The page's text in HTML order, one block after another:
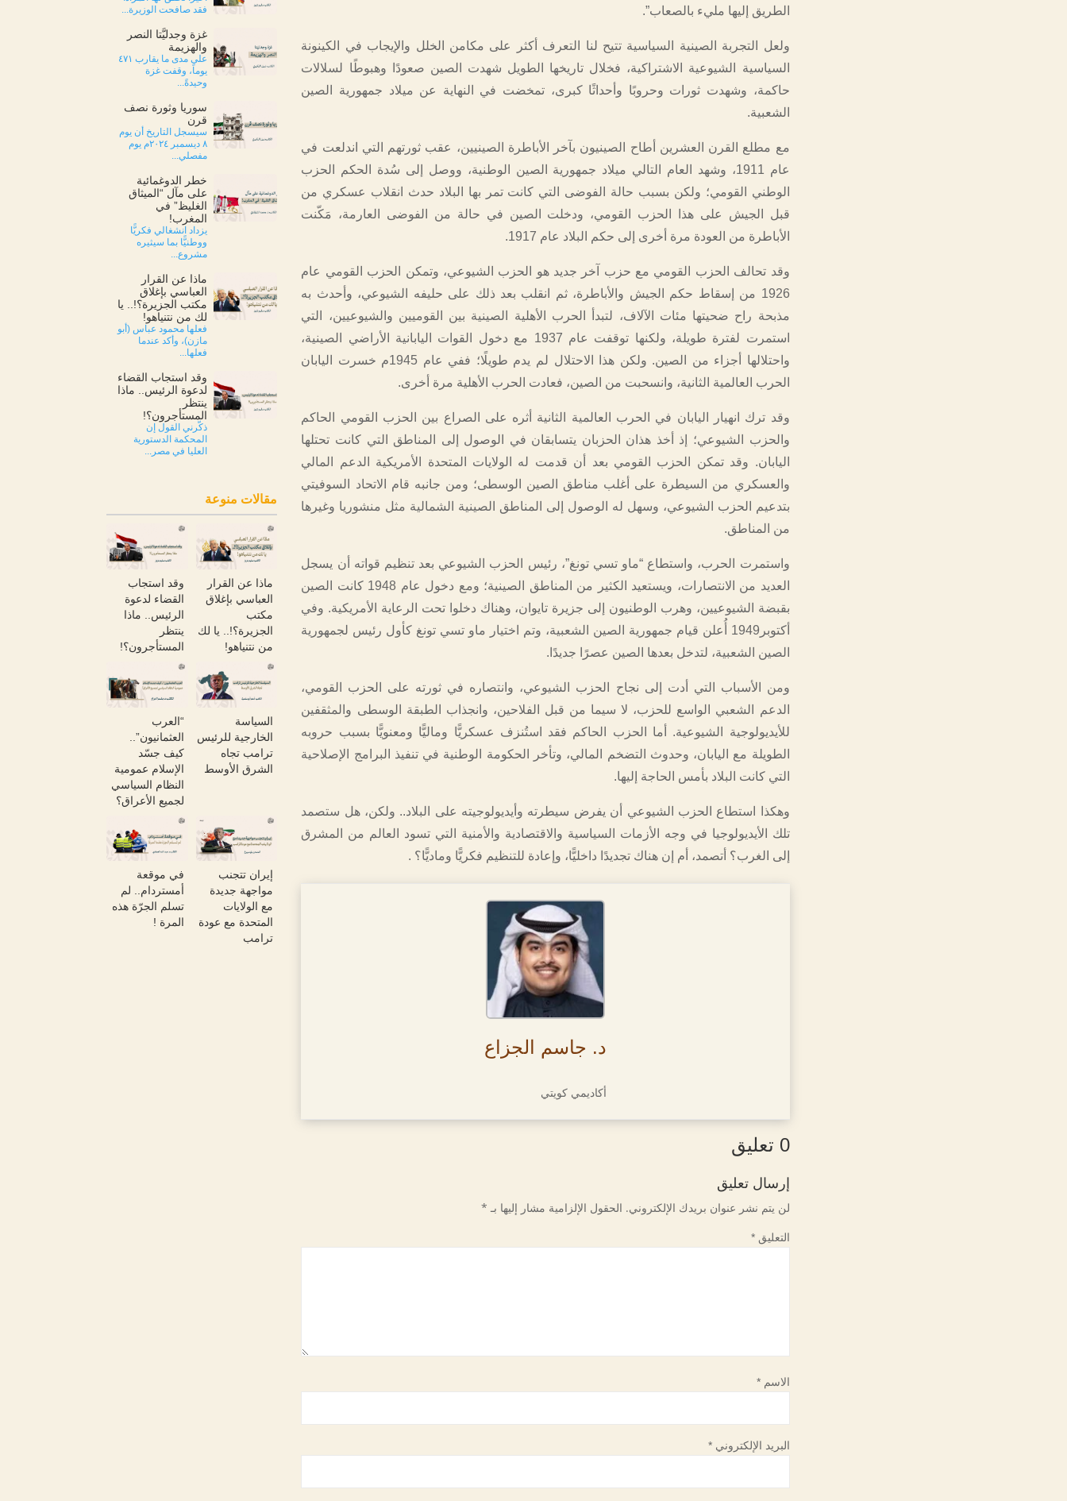
فقد صافحت الوزيرة...
غزة وجدليَّتا النصر
والهزيمة
على مدى ما يقارب ٤٧١
يوماً، وقفت غزة
وحيدةً...
سوريا وثورة نصف
قرن
سيسجل التاريخ أن يوم
٨ ديسمبر ٢٠٢٤م يوم
مفصلي...
خطر الدوغمائية
على مآل “الميثاق
الغليظ” في
المغرب!
يزداد انشغالي فكريًّا
ووطنيًّا بما سيثيره
مشروع...
ماذا عن القرار
العباسي بإغلاق
مكتب الجزيرة؟!.. يا
لك من نتنياهو!
فعلها محمود عباس (أبو
مازن)، وأكد عندما
فعلها...
وقد استجاب القضاء
لدعوة الرئيس.. ماذا
ينتظر
المستأجرون؟!
ذكّرني القول إن
المحكمة الدستورية
العليا في مصر...
مقالات منوعة
ماذا عن القرار
العباسي بإغلاق
مكتب
الجزيرة؟!.. يا لك
من نتنياهو!
وقد استجاب
القضاء لدعوة
الرئيس.. ماذا
ينتظر
المستأجرون؟!
السياسة
الخارجية للرئيس
ترامب تجاه
الشرق الأوسط
“العرب
العثمانيون”..
كيف جسّد
الإسلام عمومية
النظام السياسي
لجميع الأعراق؟
إيران تتجنب
مواجهة جديدة
مع الولايات
المتحدة مع عودة
ترامب
في موقعة
أمستردام.. لم
تسلم الجرّة هذه
المرة !
الطريق إليها مليء بالصعاب”.
ولعل التجربة الصينية السياسية تتيح لنا التعرف أكثر على مكامن الخلل والإيجاب في الكينونة
السياسية الشيوعية الاشتراكية، فخلال تاريخها الطويل شهدت الصين صعودًا وهبوطًا لسلالات
حاكمة، وشهدت ثورات وحروبًا وأحداثًا كبرى، تمخضت في النهاية عن ميلاد جمهورية الصين
الشعبية.
مع مطلع القرن العشرين أطاح الصينيون بآخر الأباطرة الصينيين، عقب ثورتهم التي اندلعت في
عام 1911، وشهد العام التالي ميلاد جمهورية الصين الوطنية، ووصل إلى سُدة الحكم الحزب
الوطني القومي؛ ولكن بسبب حالة الفوضى التي كانت تمر بها البلاد حدث انقلاب عسكري من
قبل الجيش على هذا الحزب القومي، ودخلت الصين في حالة من الفوضى العارمة، مَكّنت
الأباطرة من العودة مرة أخرى إلى حكم البلاد عام 1917.
وقد تحالف الحزب القومي مع حزب آخر جديد هو الحزب الشيوعي، وتمكن الحزب القومي عام
1926 من إسقاط حكم الجيش والأباطرة، ثم انقلب بعد ذلك على حليفه الشيوعي، وأحدث به
مذبحة راح ضحيتها مئات الآلاف، لتبدأ الحرب الأهلية الصينية بين القوميين والشيوعيين، التي
استمرت لفترة طويلة، ولكنها توقفت عام 1937 مع دخول القوات اليابانية الأراضي الصينية،
واحتلالها أجزاء من الصين. ولكن هذا الاحتلال لم يدم طويلًا؛ ففي عام 1945م خسرت اليابان
الحرب العالمية الثانية، وانسحبت من الصين، فعادت الحرب الأهلية مرة أخرى.
وقد ترك انهيار اليابان في الحرب العالمية الثانية أثره على الصراع بين الحزب القومي الحاكم
والحزب الشيوعي؛ إذ أخذ هذان الحزبان يتسابقان في الوصول إلى المناطق التي كانت تحتلها
اليابان. وقد تمكن الحزب القومي بعد أن قدمت له الولايات المتحدة الأمريكية الدعم المالي
والعسكري من السيطرة على أغلب مناطق الصين الوسطى؛ ومن جانبه قام الاتحاد السوفيتي
بتدعيم الحزب الشيوعي، وسهل له الوصول إلى المناطق الصينية الشمالية مثل منشوريا وغيرها
من المناطق.
واستمرت الحرب، واستطاع “ماو تسي تونغ”، رئيس الحزب الشيوعي بعد تنظيم قواته أن يسجل
العديد من الانتصارات، ويستعيد الكثير من المناطق الصينية؛ ومع دخول عام 1948 كانت الصين
بقبضة الشيوعيين، وهرب الوطنيون إلى جزيرة تايوان، وهناك دخلوا تحت الرعاية الأمريكية. وفي
أكتوبر1949 أُعلن قيام جمهورية الصين الشعبية، وتم اختيار ماو تسي تونغ كأول رئيس لجمهورية
الصين الشعبية، لتدخل بعدها الصين عصرًا جديدًا.
ومن الأسباب التي أدت إلى نجاح الحزب الشيوعي، وانتصاره في ثورته على الحزب القومي،
الدعم الشعبي الواسع للحزب، لا سيما من قبل الفلاحين، وانجذاب الطبقة الوسطى والمثقفين
للأيديولوجية الشيوعية. أما الحزب الحاكم فقد استُنزف عسكريًّا وماليًّا ومعنويًّا بسبب حروبه
الطويلة مع اليابان، وحدوث التضخم المالي، وتأخر الحكومة الوطنية في تنفيذ البرامج الإصلاحية
التي كانت البلاد بأمس الحاجة إليها.
وهكذا استطاع الحزب الشيوعي أن يفرض سيطرته وأيديولوجيته على البلاد.. ولكن، هل ستصمد
تلك الأيديولوجيا في وجه الأزمات السياسية والاقتصادية والأمنية التي تسود العالم من المشرق
إلى الغرب؟ أتصمد، أم إن هناك تجديدًا داخليًّا، وإعادة للتنظيم فكريًّا وماديًّا؟ .
د. جاسم الجزاع
أكاديمي كويتي
0 تعليق
إرسال تعليق
لن يتم نشر عنوان بريدك الإلكتروني. الحقول الإلزامية مشار إليها بـ *
التعليق*
الاسم*
البريد الإلكتروني*